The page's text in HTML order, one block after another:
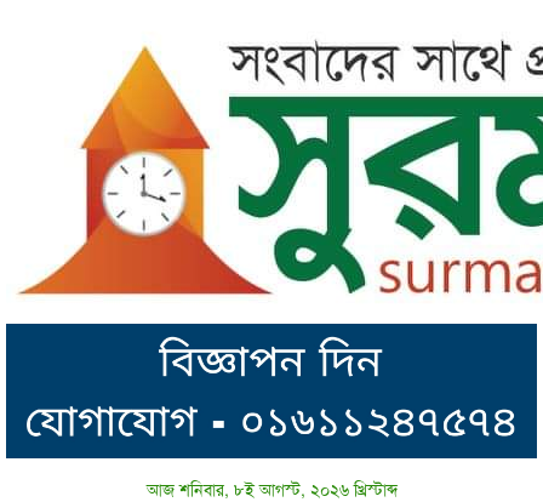
আজ শনিবার, ৮ই আগস্ট, ২০২৬ খ্রিস্টাব্দ